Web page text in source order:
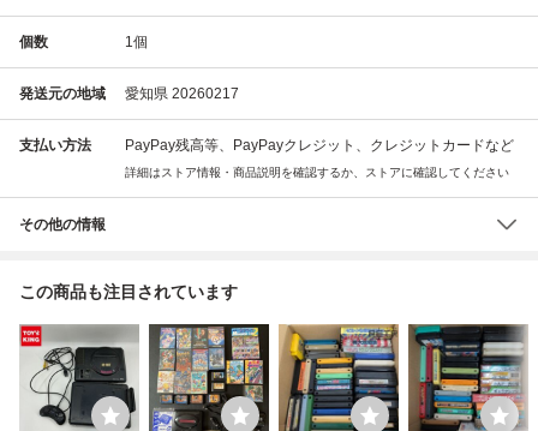
個数 1個
発送元の地域 愛知県 20260217
支払い方法 PayPay残高等、PayPayクレジット、クレジットカードなど
詳細はストア情報・商品説明を確認するか、ストアに確認してください
その他の情報
この商品も注目されています